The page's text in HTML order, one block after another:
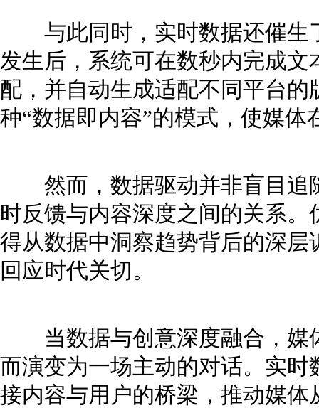
与此同时，实时数据还催生
发生后，系统可在数秒内完成
配，并自动生成适配不同平台
种“数据即内容”的模式，使媒
然而，数据驱动并非盲目追
时反馈与内容深度之间的关系
得从数据中洞察趋势背后的深
回应时代关切。
当数据与创意深度融合，媒
而演变为一场主动的对话。实
接内容与用户的桥梁，推动媒体